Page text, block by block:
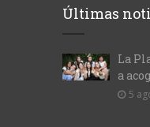
Últimas
La
a
5